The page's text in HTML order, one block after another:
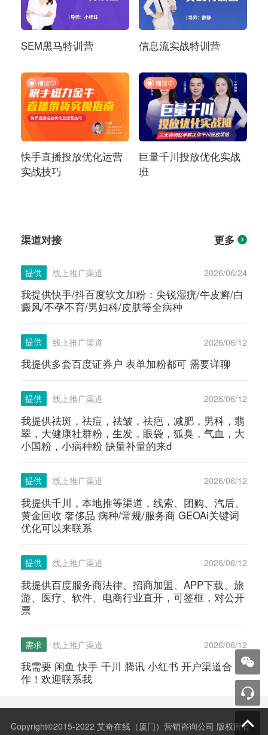
SEM黑马特训营 信息流实战特训营
快手直播投放优化运营
实战技巧
巨量千川投放优化实战
班
渠道对接 更多
提供 线上推广渠道 2026/06/24
我提供快手/抖百度软文加粉：尖锐湿疣/牛皮癣/白
癜风/不孕不育/男妇科/皮肤等全病种
提供 线上推广渠道 2026/06/12
我提供多套百度证券户 表单加粉都可 需要详聊
提供 线上推广渠道 2026/06/12
我提供祛斑，祛痘，祛皱，祛疤，减肥，男科，翡
翠，大健康社群粉，生发，眼袋，狐臭，气血，大
小国粉，小病种粉 缺量补量的来d
提供 线上推广渠道 2026/06/12
我提供千川，本地推等渠道，线索、团购、汽后、
黄金回收 奢侈品 病种/常规/服务商 GEOAi关键词
优化可以来联系
提供 线上推广渠道 2026/06/12
我提供百度服务商法律、招商加盟、APP下载、旅
游、医疗、软件、电商行业直开，可签框，对公开
票
需求 线上推广渠道 2026/06/12
我需要 闲鱼 快手 千川 腾讯 小红书 开户渠道合
作！欢迎联系我
Copyright©2015-2022 艾奇在线（厦门）营销咨询公司 版权所有